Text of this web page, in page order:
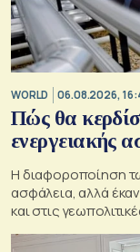
WORLD 06.08.2026,
Πώς θα
ενεργειακής
Η διαφοροποίηση
ασφάλεια, αλλά
και στις